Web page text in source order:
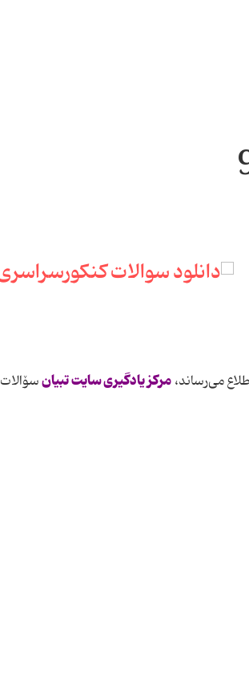
می‌رساند،مرکز یادگیری سایت تبیانسۆالات